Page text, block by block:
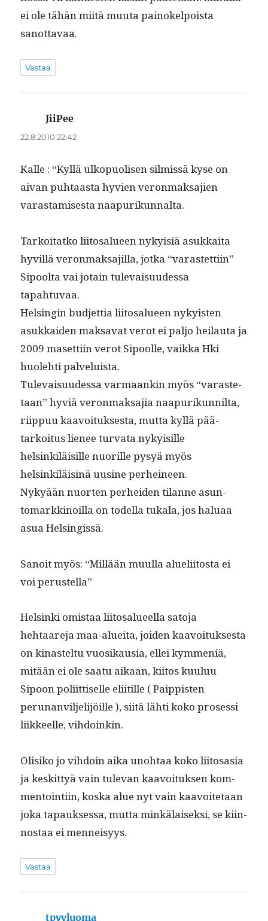
ei ole tähän miitä muu­ta pain­okelpoista
sanottavaa.
Vastaa
JiiPee
22.8.2010 22:42
Kalle : “Kyl­lä ulkop­uolisen silmis­sä kyse on
aivan puh­taas­ta hyvien veron­mak­sajien
varas­tamis­es­ta naapurikunnalta.
Tarkoi­tatko liitos­alueen nyky­isiä asukkai­ta
hyvil­lä veron­mak­sajil­la, jot­ka “varastet­ti­in”
Sipool­ta vai jotain tule­vaisu­udessa
tapahtuvaa.
Helsin­gin bud­jet­tia liitos­alueen nyky­is­ten
asukkaiden mak­sa­vat verot ei paljo heilau­ta ja
2009 maset­ti­in verot Sipoolle, vaik­ka Hki
huole­hti palveluista.
Tule­vaisu­udessa var­maankin myös “varaste­
taan” hyviä veron­mak­sajia naa­purikun­nil­ta,
riip­puu kaavoituk­ses­ta, mut­ta kyl­lä pää­
tarkoi­tus lie­nee tur­va­ta nyky­isille
helsinkiläisille nuo­rille pysyä myös
helsinkiläis­inä uusine perheineen.
Nykyään nuorten per­hei­den tilanne asun­
tomarkki­noil­la on todel­la tukala, jos halu­aa
asua Helsingissä.
Sanoit myös: “Mil­lään muul­la alueli­itos­ta ei
voi perustella”
Helsin­ki omis­taa liitos­alueel­la sato­ja
hehtaare­ja maa-aluei­ta, joiden kaavoituk­ses­ta
on kinastel­tu vuosikau­sia, ellei kym­meniä,
mitään ei ole saatu aikaan, kiitos kuu­luu
Sipoon poli­it­tiselle eli­it­ille ( Paip­pis­ten
perunanvil­jeli­jöille ), siitä lähti koko pros­es­si
liik­keelle, vihdoinkin.
Olisiko jo vih­doin aika uno­htaa koko liitosa­sia
ja keskit­tyä vain tule­van kaavoituk­sen kom­
men­toin­ti­in, kos­ka alue nyt vain kaavoite­taan
joka tapauk­ses­sa, mut­ta minkälaisek­si, se kiin­
nos­taa ei menneisyys.
Vastaa
tpyyluoma